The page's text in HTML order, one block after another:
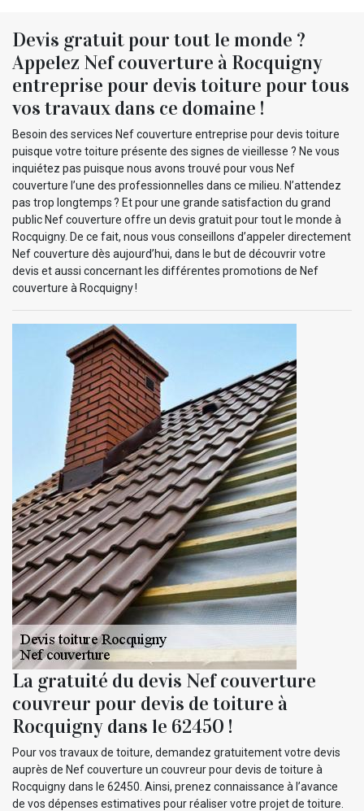
Devis gratuit pour tout le monde ?
Appelez Nef couverture à Rocquigny
entreprise pour devis toiture pour tous
vos travaux dans ce domaine !
Besoin des services Nef couverture entreprise pour devis toiture
puisque votre toiture présente des signes de vieillesse ? Ne vous
inquiétez pas puisque nous avons trouvé pour vous Nef
couverture l’une des professionnelles dans ce milieu. N’attendez
pas trop longtemps ? Et pour une grande satisfaction du grand
public Nef couverture offre un devis gratuit pour tout le monde à
Rocquigny. De ce fait, nous vous conseillons d’appeler directement
Nef couverture dès aujourd’hui, dans le but de découvrir votre
devis et aussi concernant les différentes promotions de Nef
couverture à Rocquigny !
La gratuité du devis Nef couverture
couvreur pour devis de toiture à
Rocquigny dans le 62450 !
Pour vos travaux de toiture, demandez gratuitement votre devis
auprès de Nef couverture un couvreur pour devis de toiture à
Rocquigny dans le 62450. Ainsi, prenez connaissance à l’avance
de vos dépenses estimatives pour réaliser votre projet de toiture.